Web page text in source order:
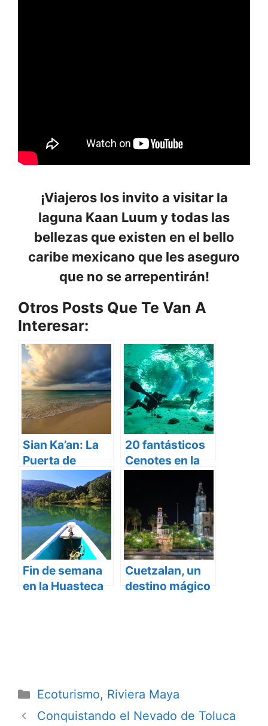
¡Viajeros los invito a visitar la
laguna Kaan Luum y todas las
bellezas que existen en el bello
caribe mexicano que les aseguro
que no se arrepentirán!
Otros Posts Que Te Van A
Interesar:
Sian Ka’an: La
Puerta de
Entrada al Cielo
20 fantásticos
Cenotes en la
conocer
Fin de semana
en la Huasteca
Cuetzalan, un
destino mágico
Categorías
Ecoturismo, Riviera Maya
Conquistando el Nevado de Toluca